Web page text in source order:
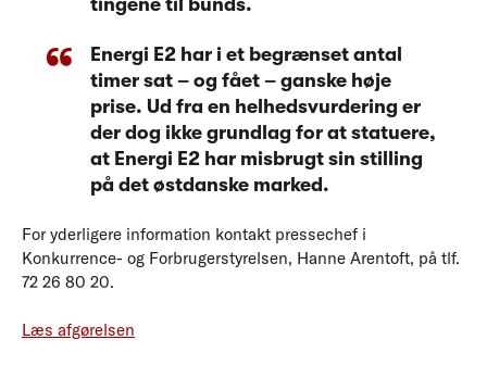
Energi E2 har i et begrænset antal
timer sat – og fået – ganske høje
prise. Ud fra en helhedsvurdering er
der dog ikke grundlag for at statuere,
at Energi E2 har misbrugt sin stilling
på det østdanske marked.
For yderligere information kontakt pressechef i
Konkurrence- og Forbrugerstyrelsen, Hanne Arentoft, på tlf.
72 26 80 20.
Læs afgørelsen